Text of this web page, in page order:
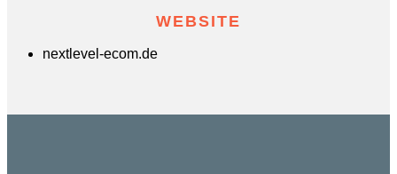
WEBSITE
nextlevel-ecom.de